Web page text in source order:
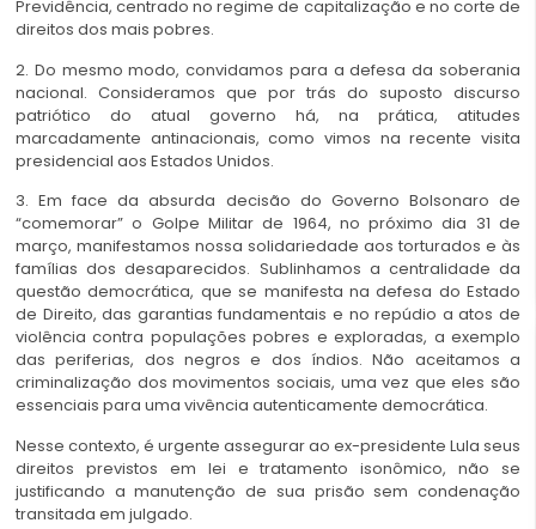
Previdência, centrado no regime de capitalização e no corte de
direitos dos mais pobres.
2. Do mesmo modo, convidamos para a defesa da soberania
nacional. Consideramos que por trás do suposto discurso
patriótico do atual governo há, na prática, atitudes
marcadamente antinacionais, como vimos na recente visita
presidencial aos Estados Unidos.
3. Em face da absurda decisão do Governo Bolsonaro de
“comemorar” o Golpe Militar de 1964, no próximo dia 31 de
março, manifestamos nossa solidariedade aos torturados e às
famílias dos desaparecidos. Sublinhamos a centralidade da
questão democrática, que se manifesta na defesa do Estado
de Direito, das garantias fundamentais e no repúdio a atos de
violência contra populações pobres e exploradas, a exemplo
das periferias, dos negros e dos índios. Não aceitamos a
criminalização dos movimentos sociais, uma vez que eles são
essenciais para uma vivência autenticamente democrática.
Nesse contexto, é urgente assegurar ao ex-presidente Lula seus
direitos previstos em lei e tratamento isonômico, não se
justificando a manutenção de sua prisão sem condenação
transitada em julgado.